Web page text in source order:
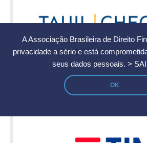
A Associação Brasileira de Direito
privacidade a sério e está
seus dados pessoais. >
OK